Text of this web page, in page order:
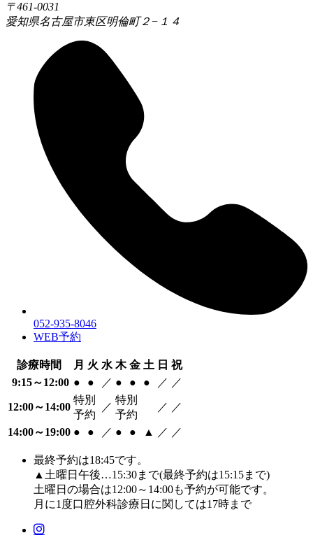
〒461-0031
愛知県名古屋市東区明倫町２−１４
052-935-8046
WEB予約
診療時間 月 火 水 木 金 土 日 祝
9:15～12:00 ● ● ／ ● ● ● ／ ／
12:00～14:00
特別
予約
／
特別
予約
／ ／
14:00～19:00 ● ● ／ ● ● ▲ ／ ／
最終予約は18:45です。
▲土曜日午後…15:30まで(最終予約は15:15まで)
土曜日の場合は12:00～14:00も予約が可能です。
月に1度口腔外科診療日に関しては17時まで